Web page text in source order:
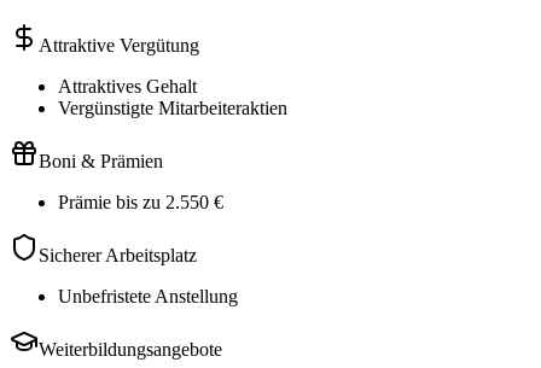
Attraktive Vergütung
Attraktives Gehalt
Vergünstigte Mitarbeiteraktien
Boni & Prämien
Prämie bis zu 2.550 €
Sicherer Arbeitsplatz
Unbefristete Anstellung
Weiterbildungsangebote